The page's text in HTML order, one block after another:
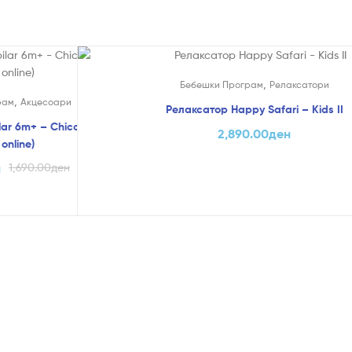
Акцесоари
6m+ – Chicco-Голем Попуст
1,690.00ден
Бебешки Програм Релаксатори
Релаксатор Happy Safari – Kids II
2,890.00ден